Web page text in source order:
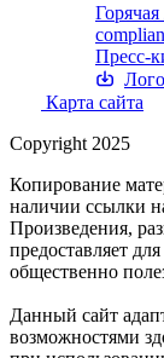
Пресс-
Карта сайта
Copyright 2025
Копирование
наличии ссылки
Произведения,
предоставляет
общественно
Данный сайт
возможностями